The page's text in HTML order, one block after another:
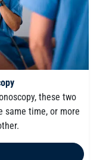
these two
same time, or more